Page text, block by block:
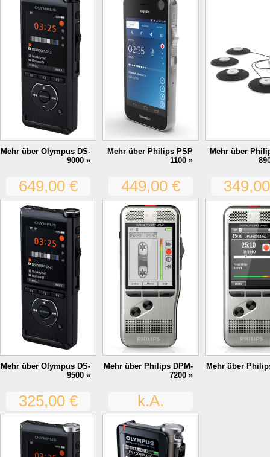
Mehr über Olympus DS-
9000 »
Mehr über Philips PSP
1100 »
Mehr über
649,00 €
Mehr über Olympus DS-
9500 »
449,00 €
Mehr über Philips DPM-
7200 »
Mehr über
325,00 € k.A.